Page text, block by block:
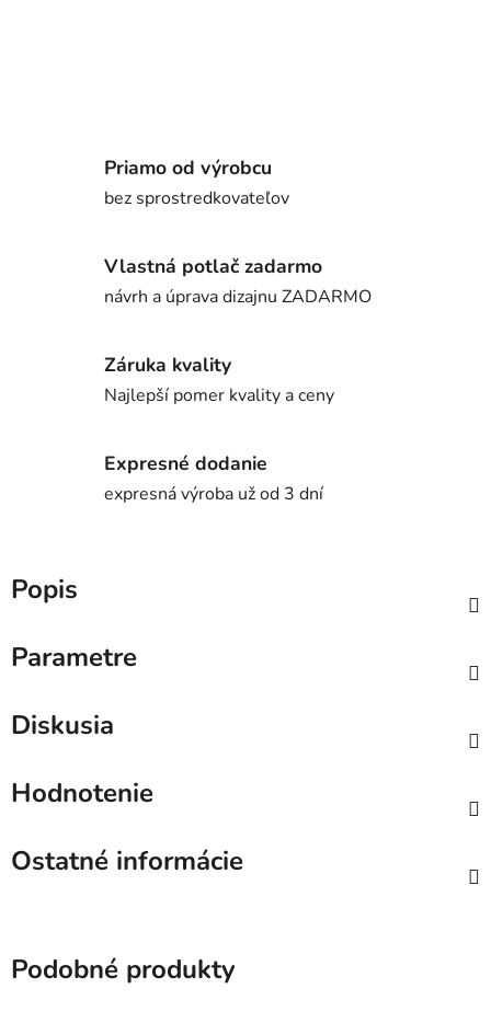
Priamo od výrobcu
bez sprostredkovateľov
Vlastná potlač zadarmo
návrh a úprava dizajnu ZADARMO
Záruka kvality
Najlepší pomer kvality a ceny
Expresné dodanie
expresná výroba už od 3 dní
Popis
Parametre
Diskusia
Hodnotenie
Ostatné informácie
Podobné produkty